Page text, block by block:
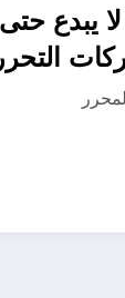
العقل
في تجارب
الوطني
أغسطس 6, 2026